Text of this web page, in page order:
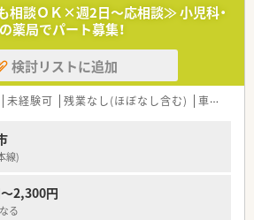
相談ＯＫ×週2日～応相談≫ 小児科・
薬局でパート募集！
検討リストに追加
未経験可 残業なし(ほぼなし含む) 車通勤可
線)
2,300円
る